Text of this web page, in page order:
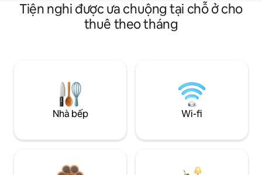
Tiện nghi được ưa chuộng tại chỗ ở cho
thuê theo tháng
Nhà bếp Wi-fi